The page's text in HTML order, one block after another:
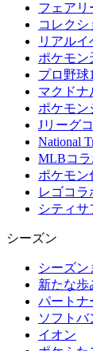
フェアリ
コレクシ
リアル
ポケモン
プロ野球
マクドナ
ポケモン
Jリーグ
National
MLBコ
ポケモン
レゴコラ
シティサ
シーズン
シーズン
新たな歩
パートナ
ソフトバ
イオン